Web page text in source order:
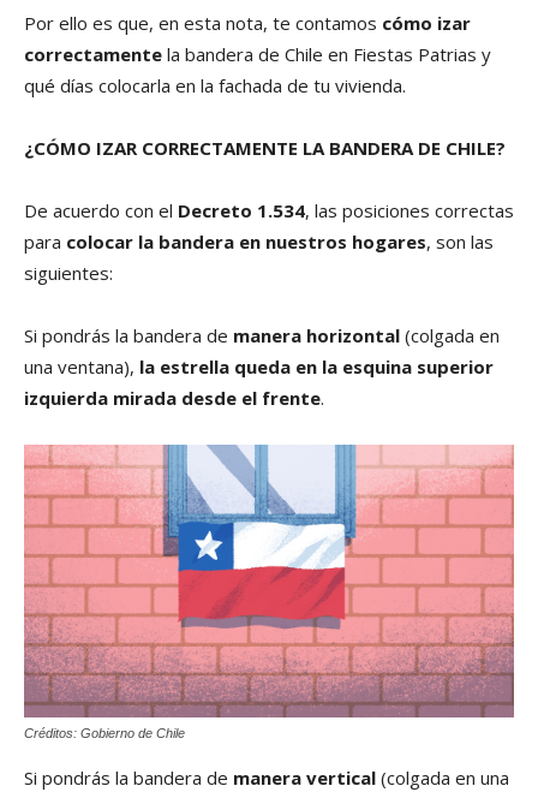
Por ello es que, en esta nota, te contamos cómo izar
correctamente la bandera de Chile en Fiestas Patrias y
qué días colocarla en la fachada de tu vivienda.
¿CÓMO IZAR CORRECTAMENTE LA BANDERA DE CHILE?
De acuerdo con el Decreto 1.534, las posiciones correctas
para colocar la bandera en nuestros hogares, son las
siguientes:
Si pondrás la bandera de manera horizontal (colgada en
una ventana), la estrella queda en la esquina superior
izquierda mirada desde el frente.
Créditos: Gobierno de Chile
Si pondrás la bandera de manera vertical (colgada en una